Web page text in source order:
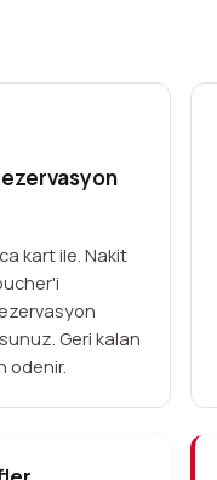
kart ile. Nakit
Geri kalan
odenir.